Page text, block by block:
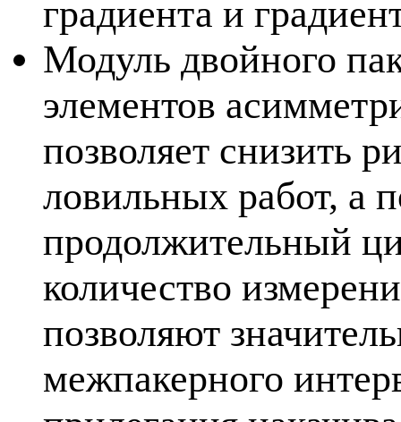
градиента и
Модуль двойного
элементов
позволяет снизить
ловильных работ, а
продолжительный
количество
позволяют
межпакерного